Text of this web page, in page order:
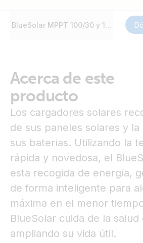
BlueSolar MPPT 100/30 y 100/50
Acerca de este
producto
Los cargadores solares
de sus paneles solares y la
sus baterías. Utilizando la
rápida y novedosa, el
esta recogida de energía,
de forma inteligente para
máxima en el menor
BlueSolar cuida de la
ampliando su vida útil.